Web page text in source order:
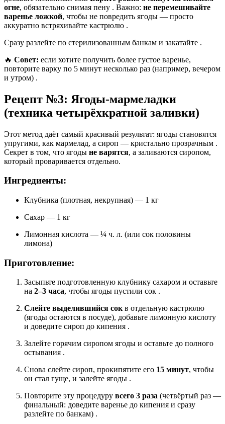
огне, обязательно снимая пену . Важно: не перемешивайте
варенье ложкой, чтобы не повредить ягоды — просто
аккуратно встряхивайте кастрюлю .
Сразу разлейте по стерилизованным банкам и закатайте .
🔥 Совет: если хотите получить более густое варенье,
повторите варку по 5 минут несколько раз (например, вечером
и утром) .
Рецепт №3: Ягоды-мармеладки
(техника четырёхкратной заливки)
Этот метод даёт самый красивый результат: ягоды становятся
упругими, как мармелад, а сироп — кристально прозрачным .
Секрет в том, что ягоды не варятся, а заливаются сиропом,
который проваривается отдельно.
Ингредиенты:
Клубника (плотная, некрупная) — 1 кг
Сахар — 1 кг
Лимонная кислота — ¼ ч. л. (или сок половины
лимона)
Приготовление:
Засыпьте подготовленную клубнику сахаром и оставьте
на 2–3 часа, чтобы ягоды пустили сок .
Слейте выделившийся сокв отдельную кастрюлю
(ягоды остаются в посуде), добавьте лимонную кислоту
и доведите сироп до кипения .
Залейте горячим сиропом ягоды и оставьте до полного
остывания .
Снова слейте сироп, прокипятите его 15 минут, чтобы
он стал гуще, и залейте ягоды .
Повторите эту процедуру всего 3 раза (четвёртый раз —
финальный: доведите варенье до кипения и сразу
разлейте по банкам) .